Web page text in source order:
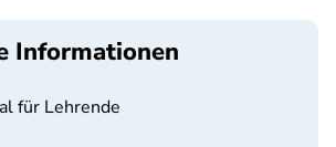
Informationen
für Lehrende